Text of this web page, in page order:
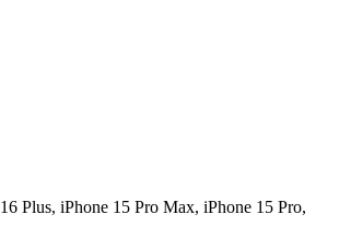
Plus, iPhone 15 Pro Max, iPhone 15 Pro,